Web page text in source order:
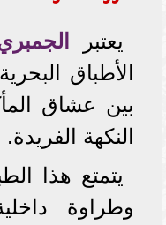
يعتبر
الأطباق
بين عشاق
النكهة الفريدة.
يتمتع هذا
وطراوة